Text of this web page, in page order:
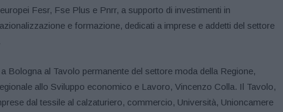
Fesr, Fse Plus e Pnrr, a supporto di investimenti in
e formazione, dedicati a imprese e addetti del settore
Bologna al Tavolo permanente del settore moda della Regione,
allo Sviluppo economico e Lavoro, Vincenzo Colla. Il Tavolo,
dal tessile al calzaturiero, commercio, Università, Unioncamere